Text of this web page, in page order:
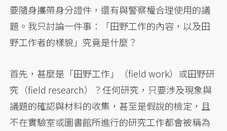
要隨身攜帶身分證件，還有與警察權合理使用的議
題。我只討論一件事：「田野工作的內容，以及田
野工作者的樣貌」究竟是什麼？
首先，甚麼是「田野工作」（field work）或田野研
究（field research）？任何研究，只要涉及現象與
議題的確認與材料的收集，甚至是假說的檢定，且
不在實驗室或圖書館所進行的研究工作都會被稱為